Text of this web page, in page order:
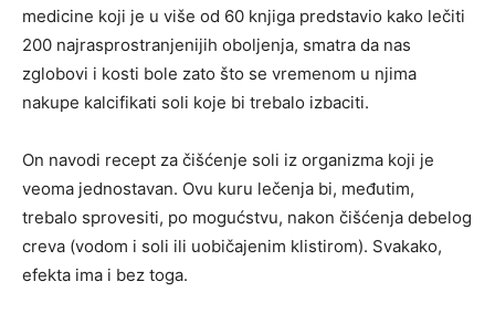
medicine koji je u više od 60 knjiga predstavio kako lečiti
200 najrasprostranjenijih oboljenja, smatra da nas
zglobovi i kosti bole zato što se vremenom u njima
nakupe kalcifikati soli koje bi trebalo izbaciti.
On navodi recept za čišćenje soli iz organizma koji je
veoma jednostavan. Ovu kuru lečenja bi, međutim,
trebalo sprovesiti, po mogućstvu, nakon čišćenja debelog
creva (vodom i soli ili uobičajenim klistirom). Svakako,
efekta ima i bez toga.